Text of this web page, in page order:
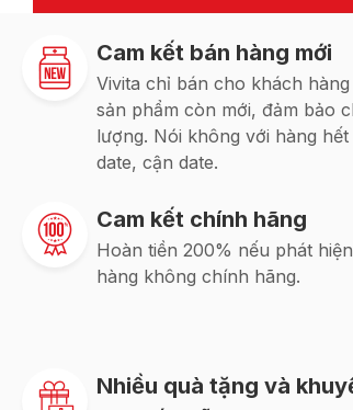
Cam kết bán hàng mới
Vivita chỉ bán cho khách
sản phẩm còn mới, đảm bảo
lượng. Nói không với hàng hết
date, cận date.
Cam kết chính hãng
Hoàn tiền 200% nếu phát hiện
hàng không chính hãng.
Nhiều quà tặng và